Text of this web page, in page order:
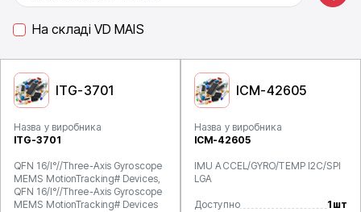
На складі VD MAIS
ITG-3701
Назва у виробника
ITG-3701
QFN 16/I°//Three-Axis Gyroscope
MEMS MotionTracking# Devices,
QFN 16/I°//Three-Axis Gyroscope
MEMS MotionTracking# Devices
ICM-42605
Назва у виробника
ICM-42605
IMU ACCEL/GYRO/TEMP I2C/SPI
LGA
Доступно
1 шт